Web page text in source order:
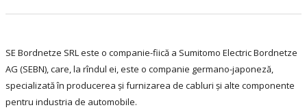
SE Bordnetze SRL este o companie-fiică a Sumitomo Electric Bordnetze
AG (SEBN), care, la rîndul ei, este o companie germano-japoneză,
specializată în producerea şi furnizarea de cabluri şi alte componente
pentru industria de automobile.